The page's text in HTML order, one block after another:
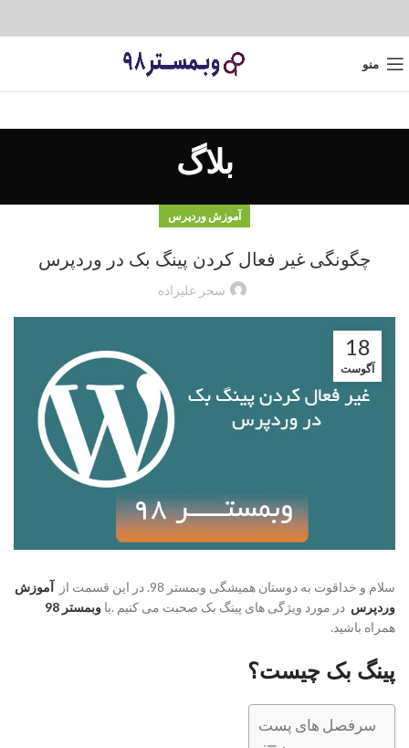
منو
بلاگ
آموزش وردپرس
چگونگی غیر فعال کردن پینگ بک در وردپرس
سحر علیزاده
18
آگوست
سلام و خداقوت به دوستان همیشگی وبمستر 98. در این قسمت از
آموزش
وردپرس در مورد ویژگی های پینگ بک صحبت می کنیم .با وبمستر 98
همراه باشید.
پینگ بک چیست؟
سرفصل های پست